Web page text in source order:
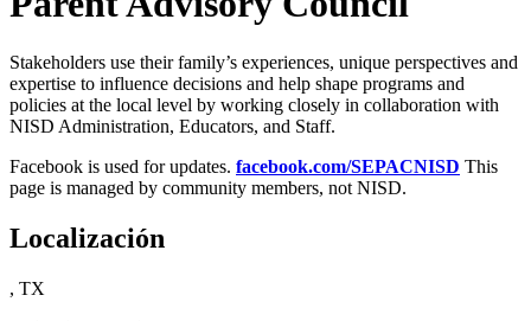
Stakeholders use their family’s experiences, unique perspectives and
expertise to influence decisions and help shape programs and
policies at the local level by working closely in collaboration with
NISD Administration, Educators, and Staff.
Facebook is used for updates. facebook.com/SEPACNISD This
page is managed by community members, not NISD.
Localización
, TX